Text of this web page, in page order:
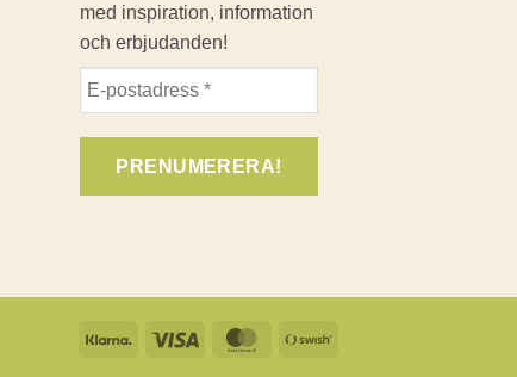
med inspiration, information
och erbjudanden!
Klarna Visa MasterCardSwish